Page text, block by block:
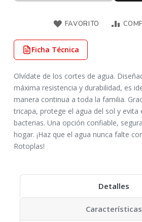
FAVORITO
Ficha Técnica
Olvídate de los cortes de agua.
máxima resistencia y durabilidad, es
manera continua a toda la familia.
tricapa, protege el agua del sol y evita
bacterias. Una opción confiable,
hogar. ¡Haz que el agua nunca falte
Rotoplas!
Detalles
Características